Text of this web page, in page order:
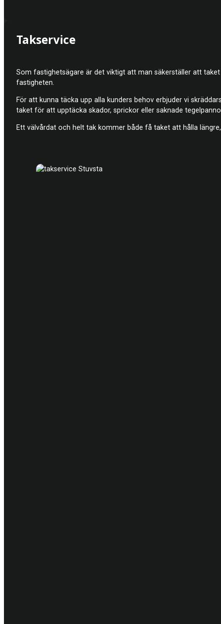
Takservice
Som fastighetsägare är det viktigt att man säkerställer att
fastigheten.
För att kunna täcka upp alla kunders behov erbjuder vi
taket för att upptäcka skador, sprickor eller saknade
Ett välvårdat och helt tak kommer både få taket att hålla